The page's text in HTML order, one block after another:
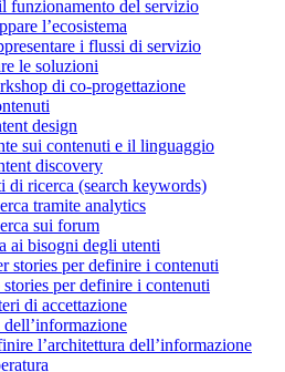
funzionamento del servizio
l’ecosistema
i flussi di servizio
le soluzioni
di co-progettazione
design
sui contenuti e il linguaggio
discovery
di ricerca (search keywords)
tramite analytics
sui forum
ai bisogni degli utenti
stories per definire i contenuti
stories per definire i contenuti
di accettazione
l’architettura dell’informazione